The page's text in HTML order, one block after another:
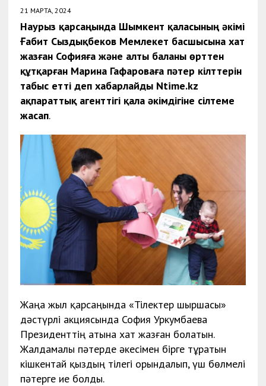
21 МАРТА, 2024
Наурыз қарсаңында Шымкент қаласының әкімі
Ғабит Сыздықбеков Мемлекет басшысына хат
жазған Софияға және алты баланы өрттен
құтқарған Марина Гафароваға пәтер кілттерін
табыс етті деп хабарлайды Ntime.kz
ақпараттық агенттігі қала әкімдігіне сілтеме
жасап.
Жаңа жыл қарсаңында «Тілектер шыршасы»
дәстүрлі акциясында София Уркумбаева
Президенттің атына хат жазған болатын.
Жалдамалы пәтерде әкесімен бірге тұратын
кішкентай қыздың тілегі орындалып, үш бөлмелі
пәтерге ие болды.